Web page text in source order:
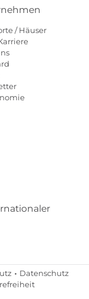
/ Häuser
Datenschutz